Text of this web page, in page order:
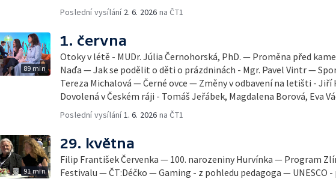
Poslední vysílání 2. 6. 2026 na ČT1
89 min
1. června
Otoky v létě - MUDr. Júlia Černohorská, PhD. — Proměna před
Naďa — Jak se podělit o děti o prázdninách - Mgr. Pavel Vintr —
Tereza Michalová — Černé ovce — Změny v odbavení na letišti -
Dovolená v Českém ráji - Tomáš Jeřábek, Magdalena Borová, Eva
Poslední vysílání1. 6. 2026 na ČT1
91 min
29. května
Filip František Červenka — 100. narozeniny Hurvínka — Program
Festivalu — ČT:Déčko — Gaming - z pohledu pedagoga — UNESCO -